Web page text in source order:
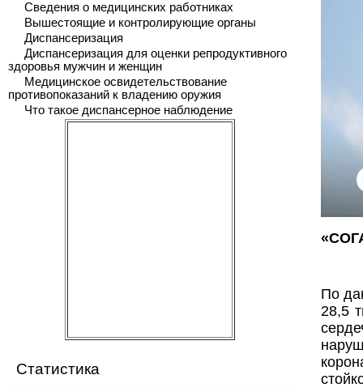
Сведения о медицинских работниках
Вышестоящие и контролирующие органы
Диспансеризация
Диспансеризация для оценки репродуктивного
здоровья мужчин и женщин
Медицинское освидетельствование
противопоказаний к владению оружия
Что такое диспансерное наблюдение
Статистика
По
28,5